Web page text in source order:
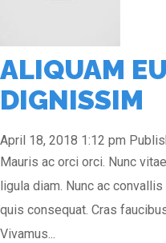
ALIQUAM
DIGNISSIM
April 18, 2018 1:12 pm
Mauris ac orci orci. Nunc
ligula diam. Nunc ac
quis consequat. Cras
Vivamus...